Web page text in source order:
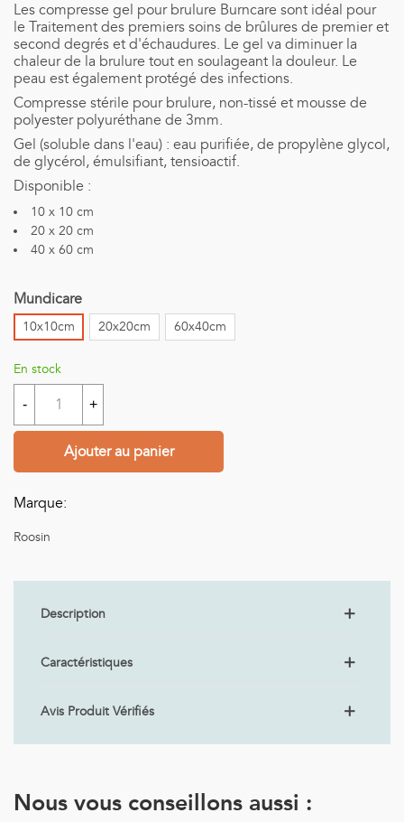
Les compresse gel pour brulure Burncare sont idéal pour
le Traitement des premiers soins de brûlures de premier et
second degrés et d'échaudures. Le gel va diminuer la
chaleur de la brulure tout en soulageant la douleur. Le
peau est également protégé des infections.
Compresse stérile pour brulure, non-tissé et mousse de
polyester polyuréthane de 3mm.
Gel (soluble dans l'eau) : eau purifiée, de propylène glycol,
de glycérol, émulsifiant, tensioactif.
Disponible :
10 x 10 cm
20 x 20 cm
40 x 60 cm
Mundicare
10x10cm 20x20cm 60x40cm
En stock
- +
Ajouter au panier
Marque:
Roosin
Description
Caractéristiques
Avis Produit Vérifiés
Nous vous conseillons aussi :